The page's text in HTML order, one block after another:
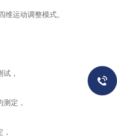
运动调整模式。
，
定，